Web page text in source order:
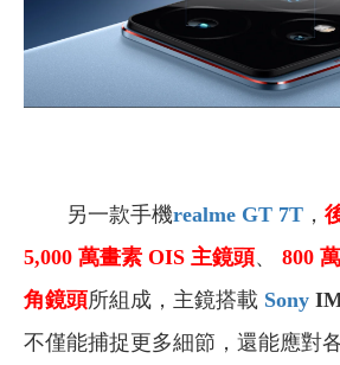
另一款手機realme GT 7T ，
5,000 萬畫素 OIS 主鏡頭、 800 萬
角鏡頭所組成，主鏡搭載 Sony
不僅能捕捉更多細節，還能應對